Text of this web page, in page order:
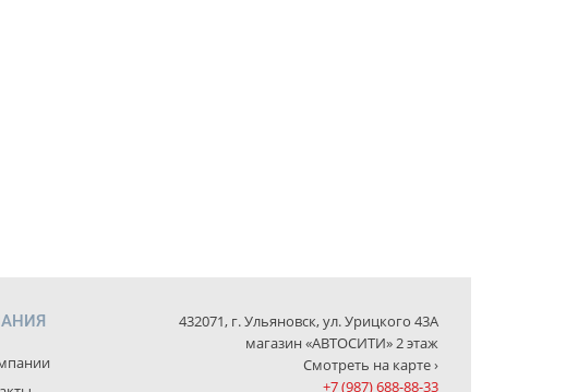
432071, г. Ульяновск, ул. Урицкого 43А
магазин «АВТОСИТИ» 2 этаж
Смотреть на карте ›
+7 (987) 688-88-33